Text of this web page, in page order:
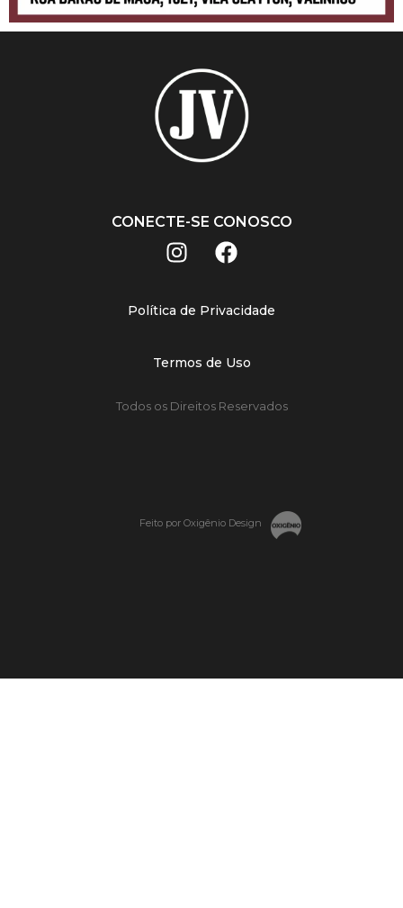
CONECTE-SE CONOSCO
Política de Privacidade
Termos de Uso
Todos os Direitos Reservados
Feito por Oxigênio Design